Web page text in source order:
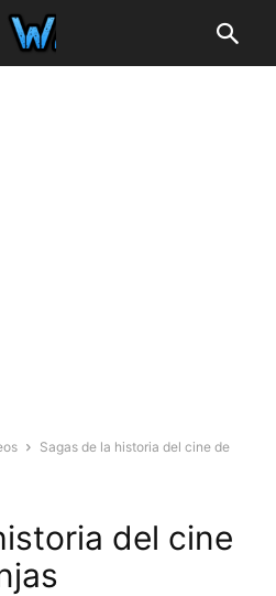
Sagas de la historia del cine de
del cine